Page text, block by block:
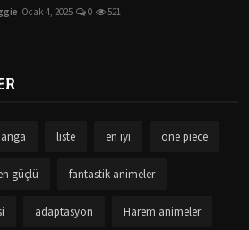
Ocak 4, 2025 0 521
liste en iyi one piece
güçlü fantastik animeler
adaptasyon Harem animeler